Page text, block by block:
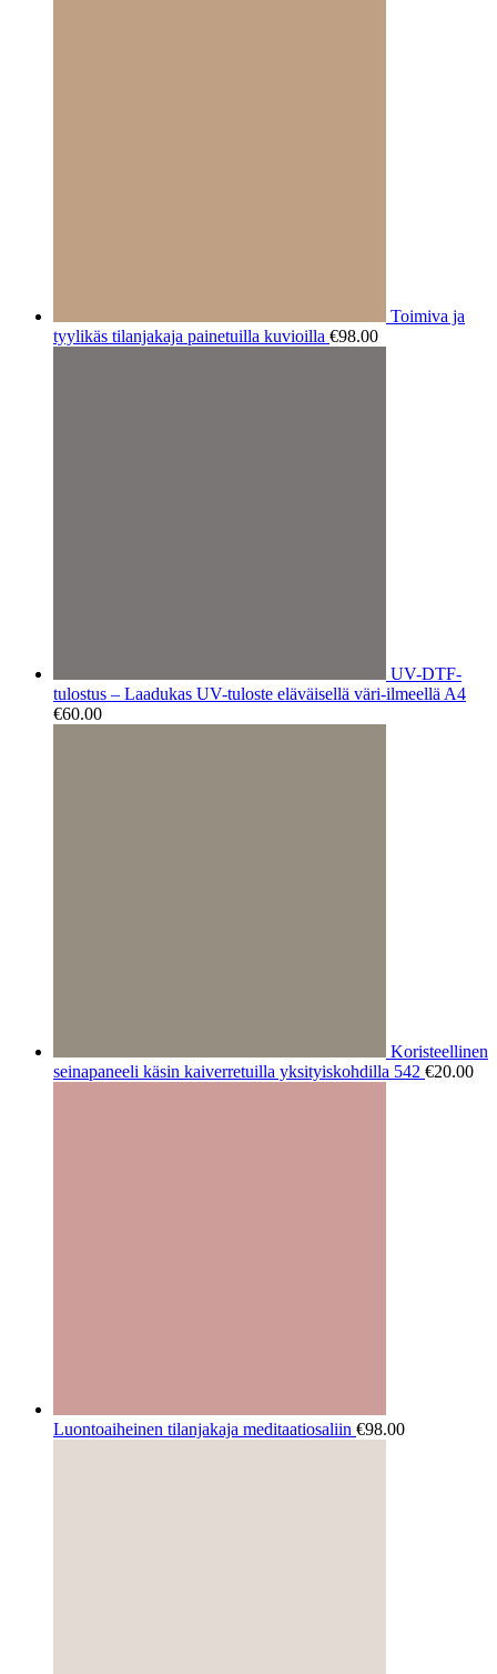
Toimiva ja
tyylikäs tilanjakaja painetuilla kuvioilla €98.00
UV-DTF-
tulostus – Laadukas UV-tuloste eläväisellä väri-ilmeellä A4
€60.00
Koristeellinen
seinapaneeli käsin kaiverretuilla yksityiskohdilla 542 €20.00
Luontoaiheinen tilanjakaja meditaatiosaliin €98.00